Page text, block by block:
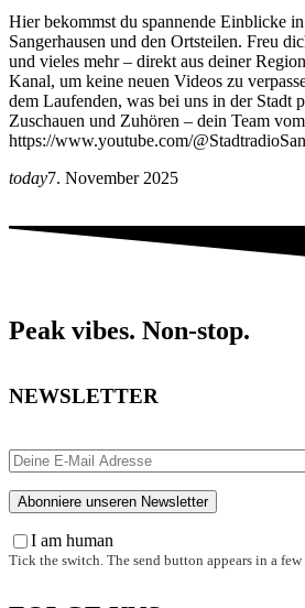
Hier bekommst du spannende Einblicke
Sangerhausen und den Ortsteilen. Freu
und vieles mehr – direkt aus deiner
Kanal, um keine neuen Videos zu
dem Laufenden, was bei uns in der Stadt
Zuschauen und Zuhören – dein Team
https://www.youtube.com/
today7. November 2025
Peak vibes. Non-stop.
NEWSLETTER
I am human
Tick the switch. The send button appears in a few